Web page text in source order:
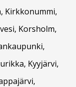
Kirkkonummi,
Korsholm,
Kyyjärvi,